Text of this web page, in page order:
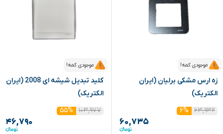
موجودی کمه!
زه ارس مشکی برلیان (ایران
الکتریک)
۶۳,۹۳۲
۶%
۶۰,۷۳۵
موجودی کمه!
کلید تبدیل شیشه ای 2008 (ایران
الکتریک)
۱۰۳,۹۷۷
۵۵%
۴۶,۷۹۰